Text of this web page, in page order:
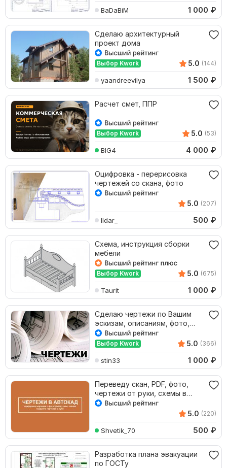
BaDaBiM 1 000 ₽
Сделаю архитектурный
проект дома
Выбор Kwork 5.0 (144)
yaandreevilya 1 500 ₽
Расчет смет, ППР
Выбор Kwork 5.0 (53)
BIG4 4 000 ₽
Оцифровка - перерисовка
чертежей со скана, фото
5.0 (207)
Ildar_ 500 ₽
Схема, инструкция сборки
мебели
Выбор Kwork 5.0 (675)
Taurit 1 000 ₽
Сделаю чертежи по Вашим
эскизам, описаниям, фото,
иллюстрациям
Выбор Kwork 5.0 (366)
stin33 1 000 ₽
Переведу скан, PDF, фото,
чертежи от руки, схемы в
чертежи Автокад
5.0 (220)
Shvetik_70 500 ₽
Разработка плана эвакуации
по ГОСТу